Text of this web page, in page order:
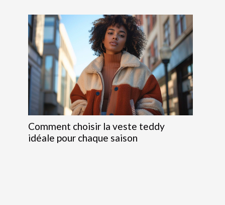
Comment choisir la veste teddy
idéale pour chaque saison